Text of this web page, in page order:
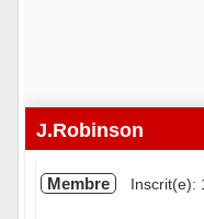
J.Robinson
Membre Inscrit(e):